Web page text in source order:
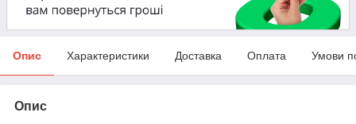
Опис Характеристики Доставка Оплата Умови
Опис